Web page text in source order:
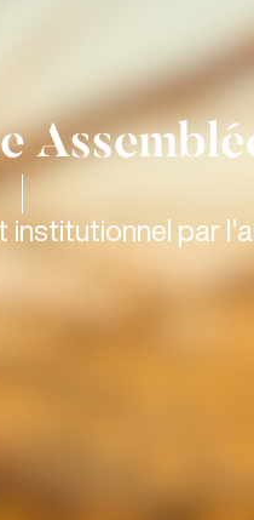
institutionnel par